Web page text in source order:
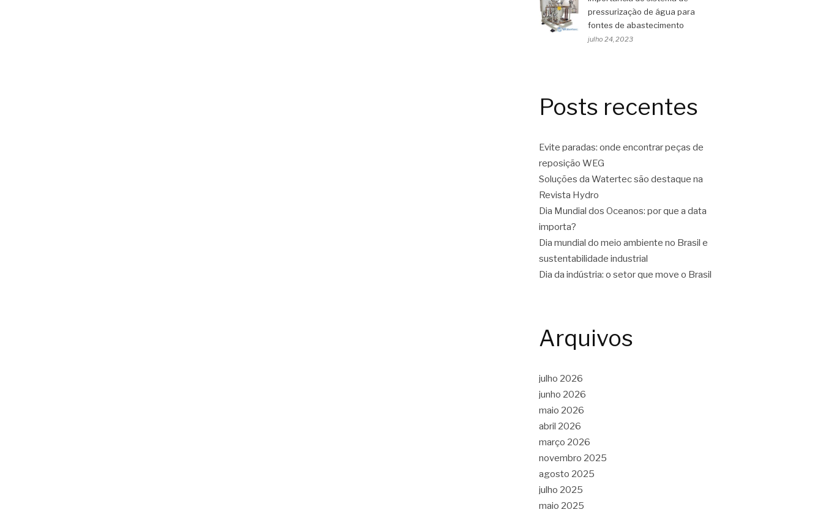
pressurização de água para
fontes de abastecimento
julho 24, 2023
Posts recentes
Evite paradas: onde encontrar peças de
reposição WEG
Soluções da Watertec são destaque na
Revista Hydro
Dia Mundial dos Oceanos: por que a data
importa?
Dia mundial do meio ambiente no Brasil e
sustentabilidade industrial
Dia da indústria: o setor que move o Brasil
Arquivos
julho 2026
junho 2026
maio 2026
abril 2026
março 2026
novembro 2025
agosto 2025
julho 2025
maio 2025